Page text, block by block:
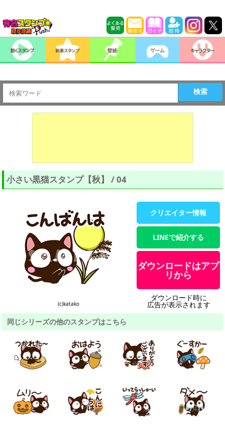
検索
小さい黒猫スタンプ【秋】 / 04
(c)katako
クリエイター情報
LINEで紹介する
ダウンロードはアプ
リから
ダウンロード時に
広告が表示されます
同じシリーズの他のスタンプはこちら